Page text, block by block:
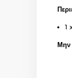
1
Μην